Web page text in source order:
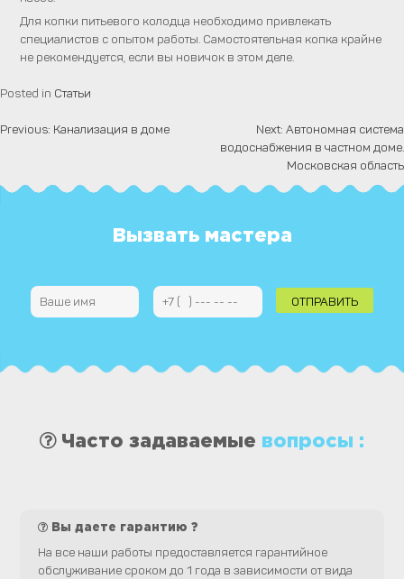
Для копки питьевого колодца необходимо привлекать
специалистов с опытом работы. Самостоятельная копка крайне
не рекомендуется, если вы новичок в этом деле.
Posted in Статьи
Навигация
записям
Previous: Канализация в доме Next: Автономная система
водоснабжения в частном доме.
Московская область
Вызвать мастера
Часто задаваемые вопросы :
Вы даете гарантию ?
На все наши работы предоставляется гарантийное
обслуживание сроком до 1 года в зависимости от вида